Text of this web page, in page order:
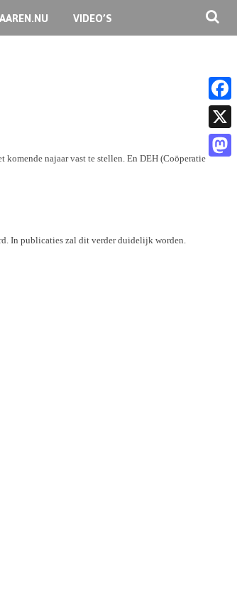
VIDEO’S
najaar vast te stellen. En DEH (Coöperatie
In publicaties zal dit verder duidelijk worden.
F
a
c
X